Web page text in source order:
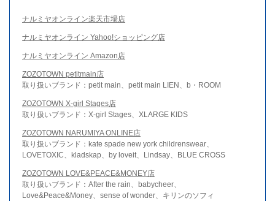
ナルミヤオンライン楽天市場店
ナルミヤオンライン Yahoo!ショッピング店
ナルミヤオンライン Amazon店
ZOZOTOWN petitmain店
取り扱いブランド：petit main、petit main LIEN、b・ROOM
ZOZOTOWN X-girl Stages店
取り扱いブランド：X-girl Stages、XLARGE KIDS
ZOZOTOWN NARUMIYA ONLINE店
取り扱いブランド：kate spade new york childrenswear、
LOVETOXIC、kladskap、by loveit、Lindsay、BLUE CROSS
ZOZOTOWN LOVE&PEACE&MONEY店
取り扱いブランド：After the rain、babycheer、
Love&Peace&Money、sense of wonder、キリンのソフィ